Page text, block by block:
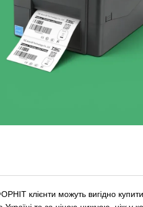
клієнти можуть вигідно